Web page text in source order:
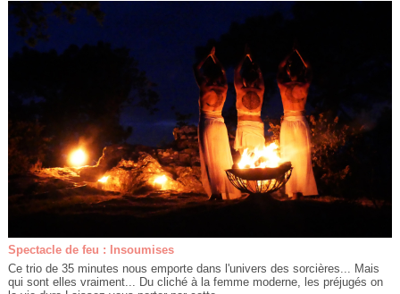
Spectacle de feu : Insoumises
Ce trio de 35 minutes nous emporte dans l'univers des sorcières... Mais
qui sont elles vraiment... Du cliché à la femme moderne, les préjugés on